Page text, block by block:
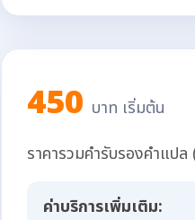
450 บาท เริ่มต้น
ราคารวมคำรับรองคำแ
ค่าบริการเพิ่มเติม: